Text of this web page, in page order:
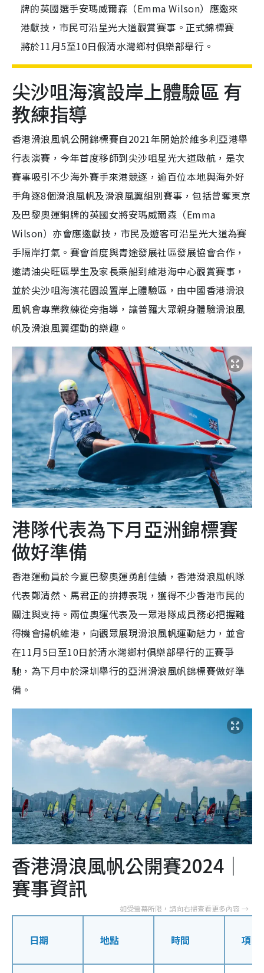
牌的英國選手安瑪威爾森（Emma Wilson）應邀來
港獻技，市民可沿星光大道觀賞賽事。正式錦標賽
將於11月5至10日假清水灣鄉村俱樂部舉行。
尖沙咀海濱設岸上體驗區 有
教練指導
香港滑浪風帆公開錦標賽自2021年開始於維多利亞港舉
行表演賽，今年首度移師到尖沙咀星光大道啟航，是次
賽事吸引不少海外賽手來港競逐，逾百位本地與海外好
手角逐8個滑浪風帆及滑浪風翼組別賽事，包括曾奪東京
及巴黎奧運銅牌的英國女將安瑪威爾森（Emma
Wilson）亦會應邀獻技，市民及遊客可沿星光大道為賽
手隔岸打氣。賽會首度與青途發展社區發展協會合作，
邀請油尖旺區學生及家長乘船到維港海中心觀賞賽事，
並於尖沙咀海濱花園設置岸上體驗區，由中國香港滑浪
風帆會專業教練從旁指導，讓普羅大眾親身體驗滑浪風
帆及滑浪風翼運動的樂趣。
港隊代表為下月亞洲錦標賽
做好準備
香港運動員於今夏巴黎奧運勇創佳績，香港滑浪風帆隊
代表鄭清然、馬君正的拚搏表現，獲得不少香港市民的
關注與支持。兩位奧運代表及一眾港隊成員務必把握難
得機會揚帆維港，向觀眾展現滑浪風帆運動魅力，並會
在11月5日至10日於清水灣鄉村俱樂部舉行的正賽爭
馳，為下月中於深圳舉行的亞洲滑浪風帆錦標賽做好準
備。
香港滑浪風帆公開賽2024｜
賽事資訊
日期 地點 時間 項目